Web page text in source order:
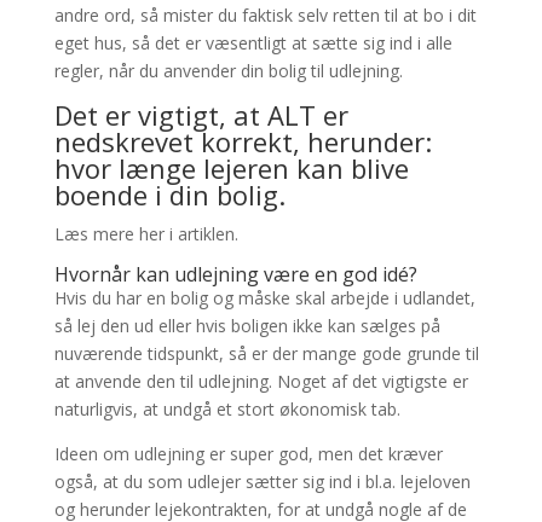
andre ord, så mister du faktisk selv retten til at bo i dit
eget hus, så det er væsentligt at sætte sig ind i alle
regler, når du anvender din bolig til udlejning.
Det er vigtigt, at ALT er
nedskrevet korrekt, herunder:
hvor længe lejeren kan blive
boende i din bolig.
Læs mere her i artiklen.
Hvornår kan udlejning være en god idé?
Hvis du har en bolig og måske skal arbejde i udlandet,
så lej den ud eller hvis boligen ikke kan sælges på
nuværende tidspunkt, så er der mange gode grunde til
at anvende den til udlejning. Noget af det vigtigste er
naturligvis, at undgå et stort økonomisk tab.
Ideen om udlejning er super god, men det kræver
også, at du som udlejer sætter sig ind i bl.a. lejeloven
og herunder lejekontrakten, for at undgå nogle af de